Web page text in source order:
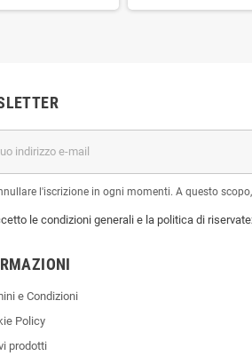
l'iscrizione in ogni momenti. A questo
le condizioni generali e la politica di
e Condizioni
Policy
prodotti